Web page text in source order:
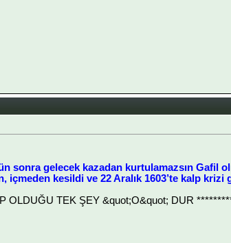
sonra gelecek kazadan kurtulamazsın Gafil
kesildi ve 22 Aralık 1603’te kalp krizi
OLDUĞU TEK ŞEY &quot;O&quot; DUR